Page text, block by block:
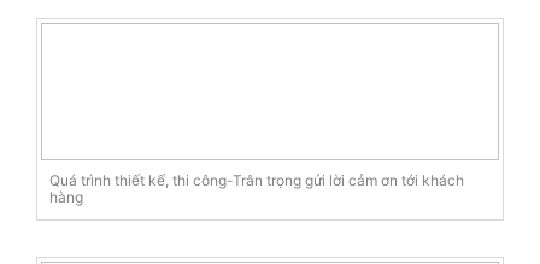
Quá trình thiết kế, thi công-Trân trọng gửi lời cảm ơn tới khách
hàng